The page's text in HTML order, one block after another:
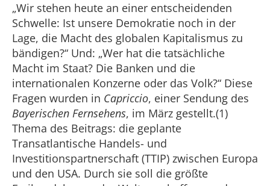
„Wir stehen heute an einer entscheidenden
Schwelle: Ist unsere Demokratie noch in der
Lage, die Macht des globalen Kapitalismus zu
bändigen?“ Und: „Wer hat die tatsächliche
Macht im Staat? Die Banken und die
internationalen Konzerne oder das Volk?“ Diese
Fragen wurden in Capriccio, einer Sendung des
Bayerischen Fernsehens, im März gestellt.(1)
Thema des Beitrags: die geplante
Transatlantische Handels- und
Investitionspartnerschaft (TTIP) zwischen Europa
und den USA. Durch sie soll die größte